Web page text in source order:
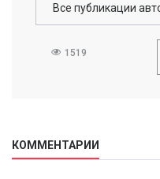
Все публикации
1519
КОММЕНТАРИИ